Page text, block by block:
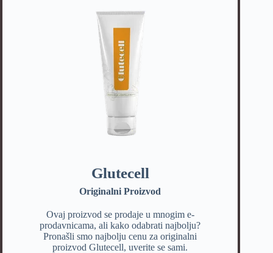
Glutecell
Originalni Proizvod
Ovaj proizvod se prodaje u mnogim e-
prodavnicama, ali kako odabrati najbolju?
Pronašli smo najbolju cenu za originalni
proizvod Glutecell, uverite se sami.